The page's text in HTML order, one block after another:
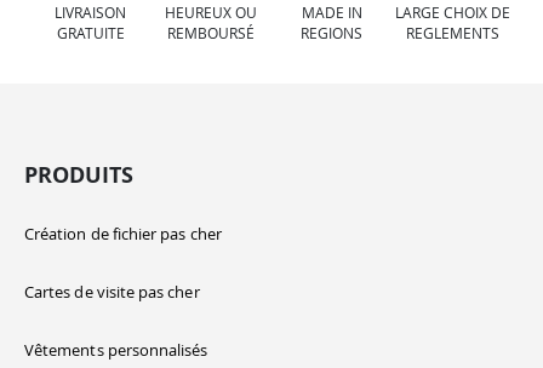
LIVRAISON
GRATUITE
HEUREUX OU
REMBOURSÉ
MADE IN
REGIONS
LARGE CHOIX DE
REGLEMENTS
PRODUITS
Création de fichier pas cher
Cartes de visite pas cher
Vêtements personnalisés